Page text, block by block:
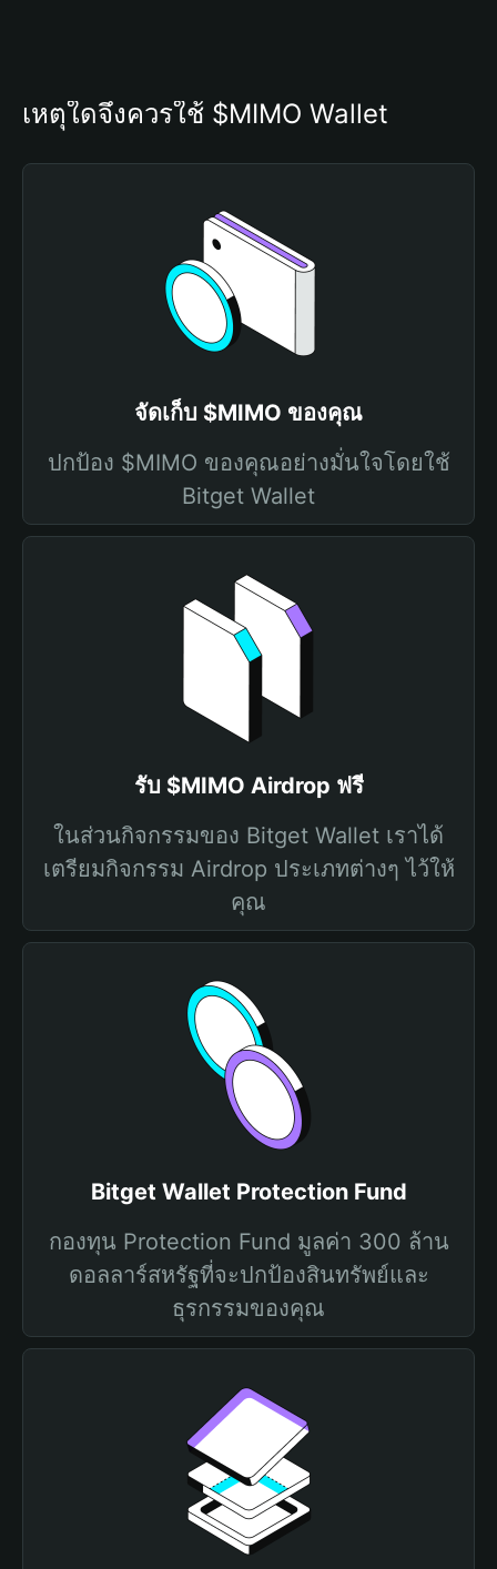
เหตุใดจึงควรใช้ $MIMO Wallet
จัดเก็บ $MIMO ของคุณ
ปกป้อง $MIMO ของคุณอย่างมั่นใจโดยใช้
Bitget Wallet
รับ $MIMO Airdrop ฟรี
ในส่วนกิจกรรมของ Bitget Wallet เราได้
เตรียมกิจกรรม Airdrop ประเภทต่างๆ ไว้ให้
คุณ
Bitget Wallet Protection Fund
กองทุน Protection Fund มูลค่า 300 ล้าน
ดอลลาร์สหรัฐที่จะปกป้องสินทรัพย์และ
ธุรกรรมของคุณ